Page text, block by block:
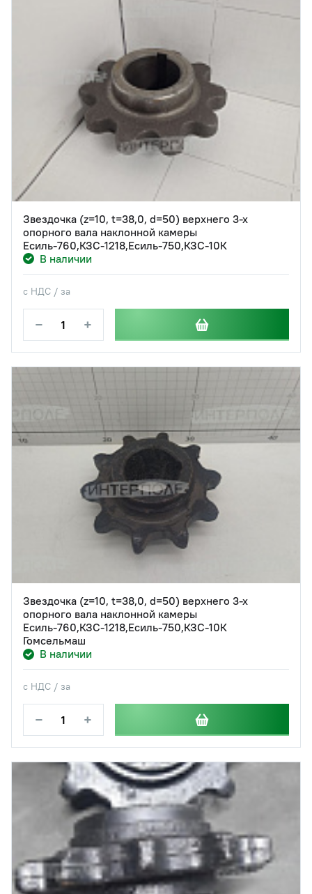
Звездочка (z=10, t=38,0, d=50) верхнего 3-х
опорного вала наклонной камеры
Есиль-760,КЗС-1218,Есиль-750,КЗС-10К
В наличии
с НДС / за
− +
Звездочка (z=10, t=38,0, d=50) верхнего 3-х
опорного вала наклонной камеры
Есиль-760,КЗС-1218,Есиль-750,КЗС-10К
Гомсельмаш
В наличии
с НДС / за
− +